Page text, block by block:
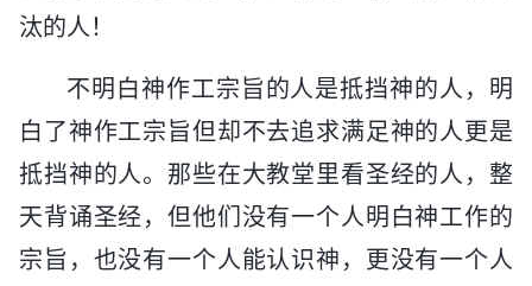
汰的人！
不明白神作工宗旨的人是抵挡神的人，明
白了神作工宗旨但却不去追求满足神的人更是
抵挡神的人。那些在大教堂里看圣经的人，整
天背诵圣经，但他们没有一个人明白神工作的
宗旨，也没有一个人能认识神，更没有一个人